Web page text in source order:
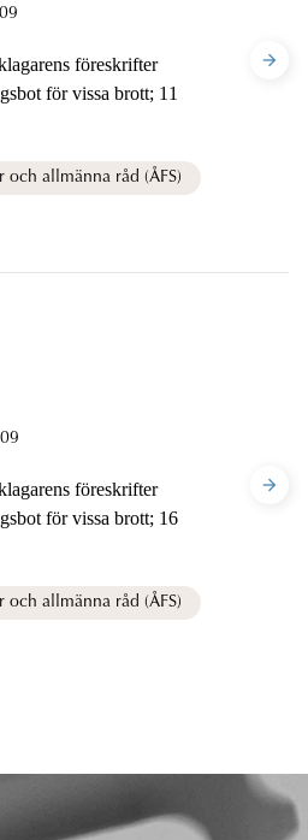
föreskrifter
och allmänna råd (ÅFS)
föreskrifter
och allmänna råd (ÅFS)